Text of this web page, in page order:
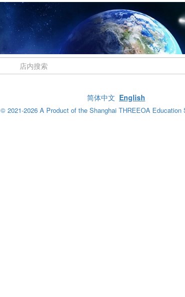
简体中文 English
© 2021-2026 A Product of the Shanghai THREEOA Education